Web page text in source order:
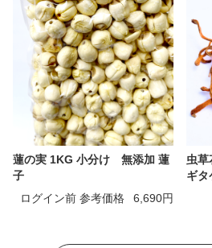
蓮の実 1KG 小分け 無添加 蓮
子
ログイン前 参考価格
6,690円
虫草
ギタ